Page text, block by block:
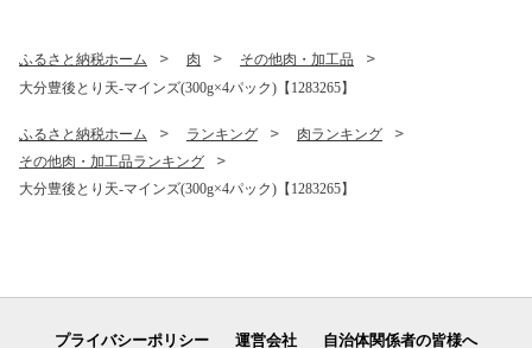
ふるさと納税ホーム 肉
その他肉・加工品
大分豊後とり天-マインズ(300g×4パック)【1283265】
ふるさと納税ホーム ランキング
肉ランキング
その他肉・加工品ランキング
大分豊後とり天-マインズ(300g×4パック)【1283265】
プライバシーポリシー 運営会社 自治体関係者の皆様へ